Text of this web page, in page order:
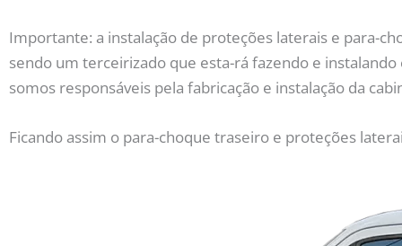
Importante: a instalação de proteções laterais e para-
sendo um terceirizado que esta-rá fazendo e
somos responsáveis pela fabricação e instalação da
Ficando assim o para-choque traseiro e proteções